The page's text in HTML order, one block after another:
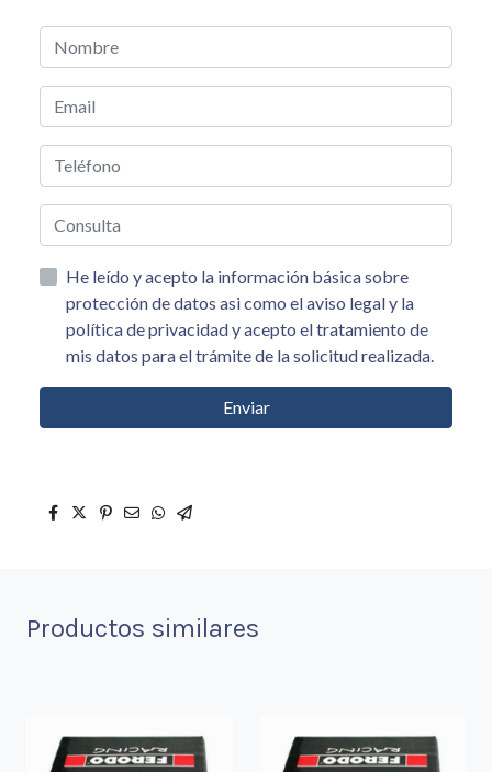
He leído y acepto la información básica sobre
protección de datos asi como el aviso legal y la
política de privacidad y acepto el tratamiento de
mis datos para el trámite de la solicitud realizada.
Enviar
Productos similares